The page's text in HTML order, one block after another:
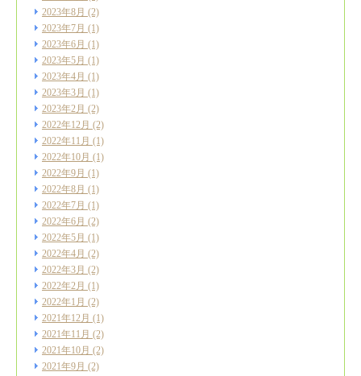
2023年8月 (2)
2023年7月 (1)
2023年6月 (1)
2023年5月 (1)
2023年4月 (1)
2023年3月 (1)
2023年2月 (2)
2022年12月 (2)
2022年11月 (1)
2022年10月 (1)
2022年9月 (1)
2022年8月 (1)
2022年7月 (1)
2022年6月 (2)
2022年5月 (1)
2022年4月 (2)
2022年3月 (2)
2022年2月 (1)
2022年1月 (2)
2021年12月 (1)
2021年11月 (2)
2021年10月 (2)
2021年9月 (2)